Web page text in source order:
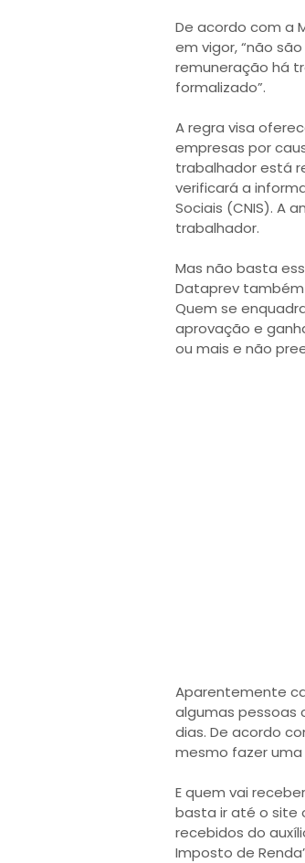
De acordo com a
em vigor, “não
remuneração há
formalizado”.
A regra visa
empresas por
trabalhador está
verificará a
Sociais (CNIS). A
trabalhador.
Mas não basta
Dataprev
Quem se
aprovação e
ou mais e não
Aparentemente
algumas pessoas
dias. De acordo
mesmo fazer uma
E quem vai
basta ir até o site
recebidos do
Imposto de